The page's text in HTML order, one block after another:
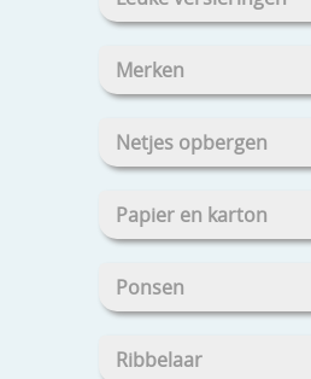
Merken
Netjes opbergen
Papier en karton
Ponsen
Ribbelaar